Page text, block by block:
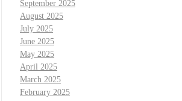
September 2025
August 2025
July 2025
June 2025
May 2025
April 2025
March 2025
February 2025